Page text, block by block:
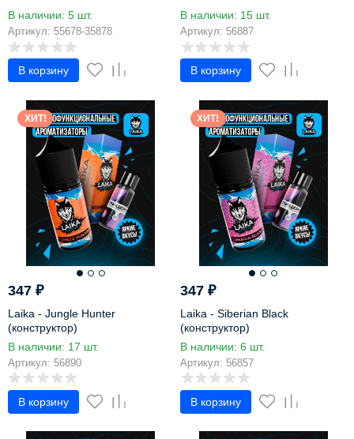
В наличии: 5 шт.
Артикул: 55678-35878
В корзину
В наличии: 15 шт.
Артикул: 56887
В корзину
ХИТ!
347 ₽
Laika - Jungle Hunter
(конструктор)
В наличии: 17 шт.
Артикул: 56890
В корзину
ХИТ!
347₽
Laika - Siberian Black
(конструктор)
В наличии: 6 шт.
Артикул: 56857
В корзину